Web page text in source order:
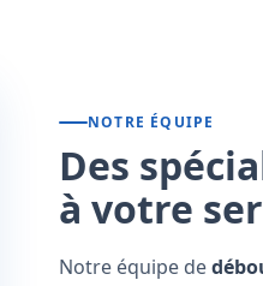
NOTRE ÉQUIPE
Des
à votre
Notre équipe de